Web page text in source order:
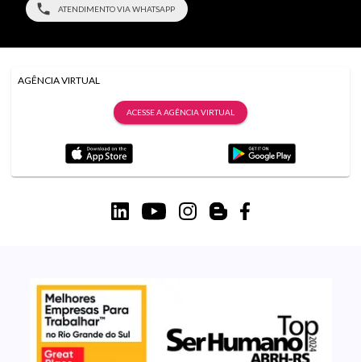
ATENDIMENTO VIA WHATSAPP
AGÊNCIA VIRTUAL
ACESSE A AGÊNCIA VIRTUAL